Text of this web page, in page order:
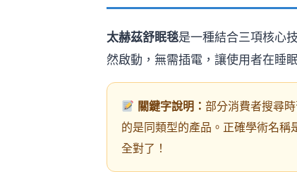
太赫茲舒眠毯是一種結合三項核心
然啟動，無需插電，讓使用者在睡
關鍵字說明：部分消費者搜尋
的是同類型的產品。正確學術名稱
全對了！